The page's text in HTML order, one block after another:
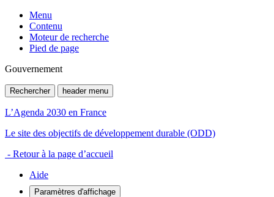
Menu
Contenu
Moteur de recherche
Pied de page
Gouvernement
Rechercher header menu
L’Agenda 2030 en France
Le site des objectifs de développement durable (ODD)
- Retour à la page d’accueil
Aide
Paramètres d'affichage